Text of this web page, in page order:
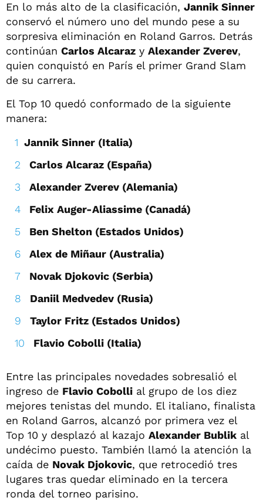
En lo más alto de la clasificación, Jannik Sinner
conservó el número uno del mundo pese a su
sorpresiva eliminación en Roland Garros. Detrás
continúan Carlos Alcaraz y Alexander Zverev,
quien conquistó en París el primer Grand Slam
de su carrera.
El Top 10 quedó conformado de la siguiente
manera:
Jannik Sinner (Italia)
Carlos Alcaraz (España)
Alexander Zverev (Alemania)
Felix Auger-Aliassime (Canadá)
Ben Shelton (Estados Unidos)
Alex de Miñaur (Australia)
Novak Djokovic (Serbia)
Daniil Medvedev (Rusia)
Taylor Fritz (Estados Unidos)
Flavio Cobolli (Italia)
Entre las principales novedades sobresalió el
ingreso de Flavio Cobolli al grupo de los diez
mejores tenistas del mundo. El italiano, finalista
en Roland Garros, alcanzó por primera vez el
Top 10 y desplazó al kazajo Alexander Bublik al
undécimo puesto. También llamó la atención la
caída de Novak Djokovic, que retrocedió tres
lugares tras quedar eliminado en la tercera
ronda del torneo parisino.